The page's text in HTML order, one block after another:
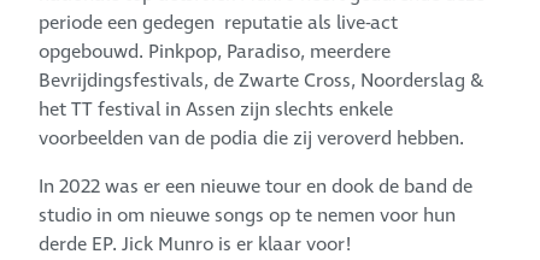
periode een gedegen reputatie als live-act
opgebouwd. Pinkpop, Paradiso, meerdere
Bevrijdingsfestivals, de Zwarte Cross, Noorderslag &
het TT festival in Assen zijn slechts enkele
voorbeelden van de podia die zij veroverd hebben.
In 2022 was er een nieuwe tour en dook de band de
studio in om nieuwe songs op te nemen voor hun
derde EP. Jick Munro is er klaar voor!